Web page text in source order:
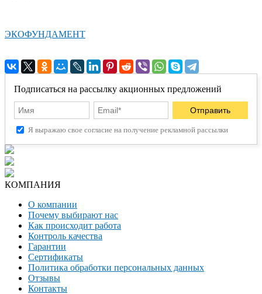
ЭКОФУНДАМЕНТ
Подписаться на рассылку акционных предложений
Я выражаю свое согласие на получение рекламной рассылки
КОМПАНИЯ
О компании
Почему выбирают нас
Как происходит работа
Контроль качества
Гарантии
Сертификаты
Политика обработки персональных данных
Отзывы
Контакты